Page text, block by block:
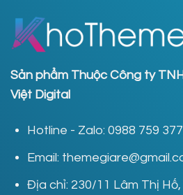
Sản phẩm Thuộc Công ty
Việt Digital
Hotline - Zalo: 0988 759 377
Email:
Địa chỉ: 230/11 Lâm Thị